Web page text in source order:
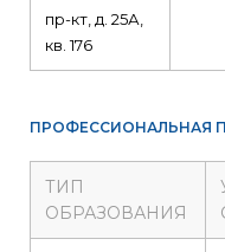
пр-кт, д. 25А,
кв. 176
ПРОФЕССИОНАЛЬНАЯ
ТИП
ОБРАЗОВАНИЯ